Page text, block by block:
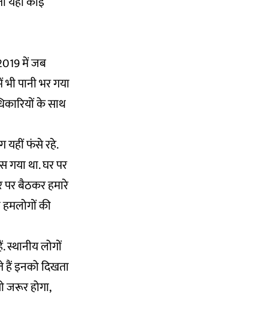
में जब
पानी भर गया
के साथ
यहीं फंसे रहे.
गया था. घर पर
पर बैठकर हमारे
की
लोगों
हैं इनको दिखता
जरूर होगा,